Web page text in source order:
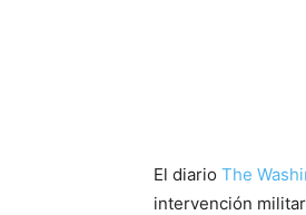
El diario The
intervención